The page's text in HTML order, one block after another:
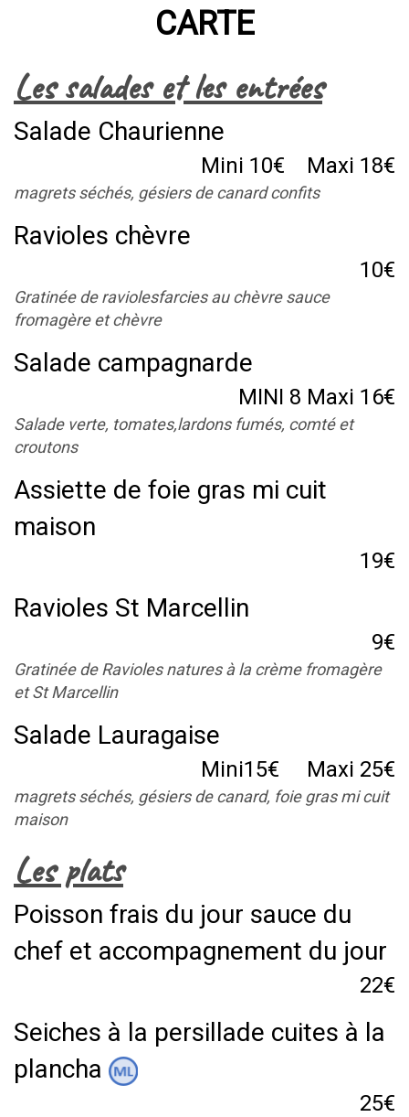
CARTE
Les salades et les entrées
Salade Chaurienne
Mini 10€ Maxi 18€
magrets séchés, gésiers de canard confits
Ravioles chèvre
10€
Gratinée de raviolesfarcies au chèvre sauce
fromagère et chèvre
Salade campagnarde
MINI 8 Maxi 16€
Salade verte, tomates,lardons fumés, comté et
croutons
Assiette de foie gras mi cuit
maison
19€
Ravioles St Marcellin
9€
Gratinée de Ravioles natures à la crème fromagère
et St Marcellin
Salade Lauragaise
Mini15€ Maxi 25€
magrets séchés, gésiers de canard, foie gras mi cuit
maison
Les plats
Poisson frais du jour sauce du
chef et accompagnement du jour
22€
Seiches à la persillade cuites à la
plancha
25€